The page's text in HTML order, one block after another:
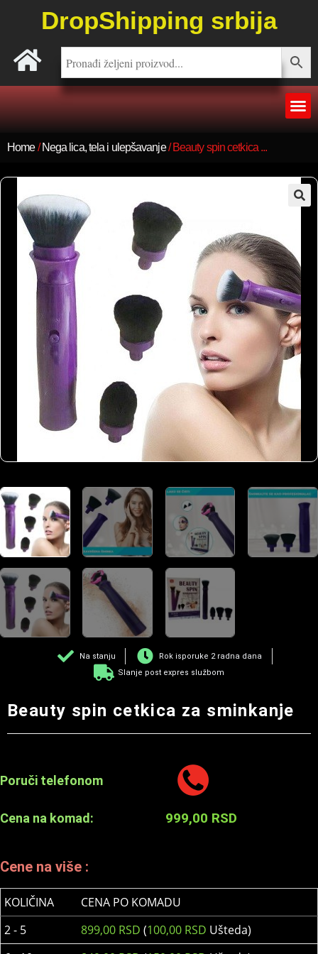
DropShipping srbija
Home/Nega lica, tela i ulepšavanje/ Beauty spin cetkica ...
Na stanju
Rok isporuke 2 radna dana
Slanje post expres službom
Beauty spin cetkica za sminkanje
Poruči telefonom
Cena na komad: 999,00 RSD
Cene na više :
KOLIČINA
CENA PO KOMADU
2 - 5
899,00 RSD (100,00 RSD Ušteda)